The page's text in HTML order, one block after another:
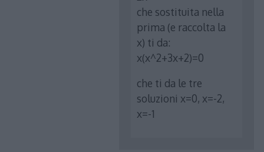
che sostituita nella
prima (e raccolta la
x) ti da:
x(x^2+3x+2)=0
che ti da le tre
soluzioni x=0, x=-2,
x=-1